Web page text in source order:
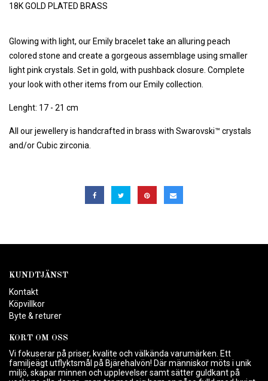
18K GOLD PLATED BRASS
Glowing with light, our Emily bracelet take an alluring peach
colored stone and create a gorgeous assemblage using smaller
light pink crystals. Set in gold, with pushback closure. Complete
your look with other items from our Emily collection.
Lenght: 17 - 21 cm
All our jewellery is handcrafted in brass with Swarovski™ crystals
and/or Cubic zirconia.
KUNDTJÄNST
Kontakt
Köpvillkor
Byte & returer
KORT OM OSS
Vi fokuserar på priser, kvalite och välkända varumärken. Ett
familjeägt utflyktsmål på Bjärehalvön! Där människor möts i unik
miljö, skapar minnen och upplevelser samt sätter guldkant på